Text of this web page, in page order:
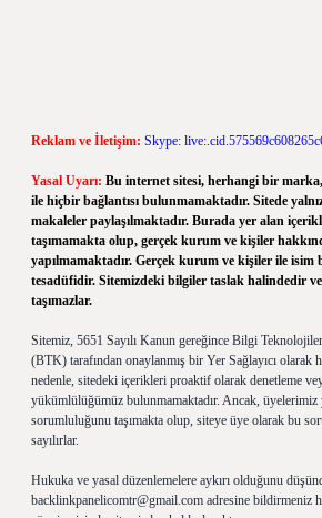
Reklam ve İletişim: Skype:
Yasal Uyarı: Bu internet sitesi, herhangi bir
ile hiçbir bağlantısı bulunmamaktadır. Sitede
makaleler paylaşılmaktadır. Burada yer alan
taşımamakta olup, gerçek kurum ve kişiler
yapılmamaktadır. Gerçek kurum ve kişiler ile isim
tesadüfidir. Sitemizdeki bilgiler taslak halindedir
taşımazlar.
Sitemiz, 5651 Sayılı Kanun gereğince Bilgi
(BTK) tarafından onaylanmış bir Yer Sağlayıcı olarak
nedenle, sitedeki içerikleri proaktif olarak denetleme
yükümlülüğümüz bulunmamaktadır. Ancak, üyelerimiz
sorumluluğunu taşımakta olup, siteye üye olarak bu
sayılırlar.
Hukuka ve yasal düzenlemelere aykırı olduğunu
backlinkpanelicomtr@gmail.com adresine bildirmeniz